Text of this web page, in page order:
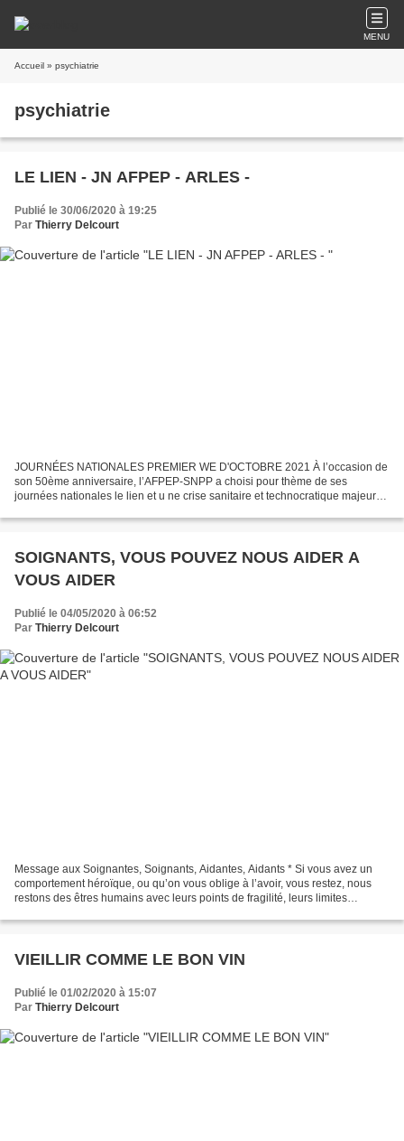
MENU
Accueil » psychiatrie
psychiatrie
LE LIEN - JN AFPEP - ARLES -
Publié le 30/06/2020 à 19:25
Par Thierry Delcourt
JOURNÉES NATIONALES PREMIER WE D'OCTOBRE 2021 À l’occasion de
son 50ème anniversaire, l’AFPEP-SNPP a choisi pour thème de ses
journées nationales le lien et u ne crise sanitaire et technocratique majeure
SOIGNANTS, VOUS POUVEZ NOUS AIDER A
VOUS AIDER
Publié le 04/05/2020 à 06:52
Par Thierry Delcourt
Message aux Soignantes, Soignants, Aidantes, Aidants * Si vous avez un
comportement héroïque, ou qu’on vous oblige à l’avoir, vous restez, nous
restons des êtres humains avec leurs points de fragilité, leurs limites
VIEILLIR COMME LE BON VIN
Publié le 01/02/2020 à 15:07
Par Thierry Delcourt